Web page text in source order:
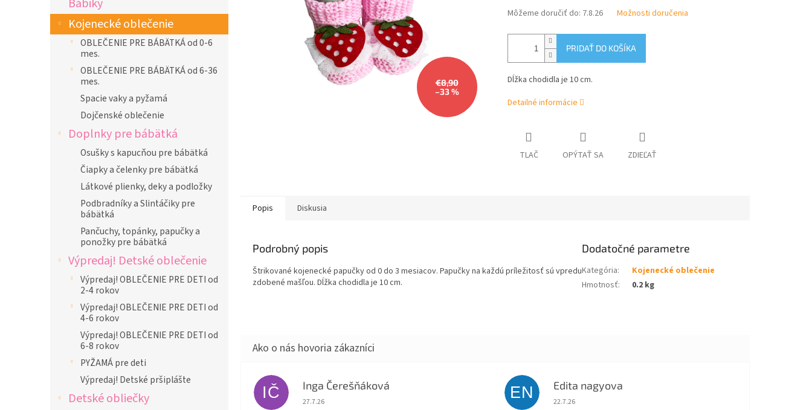
Kojenecké oblečenie
OBLEČENIE PRE BÁBÄTKÁ od 0-6
mes.
OBLEČENIE PRE BÁBÄTKÁ od 6-36
mes.
Spacie vaky a pyžamá
Dojčenské oblečenie
Doplnky pre bábätká
Osušky s kapucňou pre bábätká
Čiapky a čelenky pre bábätká
Látkové plienky, deky a podložky
Podbradníky a Slintáčiky pre
bábätká
Pančuchy, topánky, papučky a
ponožky pre bábätká
Výpredaj! Detské oblečenie
Výpredaj! OBLEČENIE PRE DETI od
2-4 rokov
Výpredaj! OBLEČENIE PRE DETI od
4-6 rokov
Výpredaj! OBLEČENIE PRE DETI od
6-8 rokov
PYŽAMÁ pre deti
Výpredaj! Detské pršiplášte
Detské obliečky
€8,90
–33 %
Môžeme doručiť do: 7.8.26 Možnosti doručenia
PRIDAŤ DO KOŠÍKA
Dĺžka chodidla je 10 cm.
Detailné informácie
TLAČ OPÝTAŤ SA ZDIEĽAŤ
Popis Diskusia
Podrobný popis
Štrikované kojenecké papučky od 0 do 3 mesiacov. Papučky na každú príležitosť sú vpredu
zdobené mašľou. Dĺžka chodidla je 10 cm.
Dodatočné parametre
Kategória:
Kojenecké oblečenie
Hmotnosť: 0.2 kg
IČ Inga Čerešňáková
Hodnotenie obchodu je 5 z 5 hviezdičiek.
27.7.26
EN Edita nagyova
Hodnotenie obchodu je 5 z 5 hviezdičiek.
22.7.26